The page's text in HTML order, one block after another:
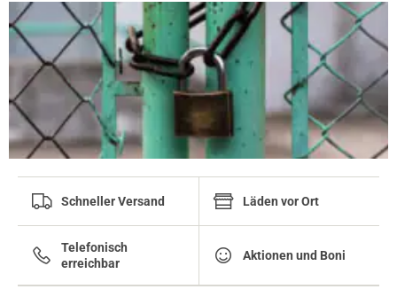
Schneller Versand Läden vor Ort
Telefonisch
erreichbar
Aktionen und Boni